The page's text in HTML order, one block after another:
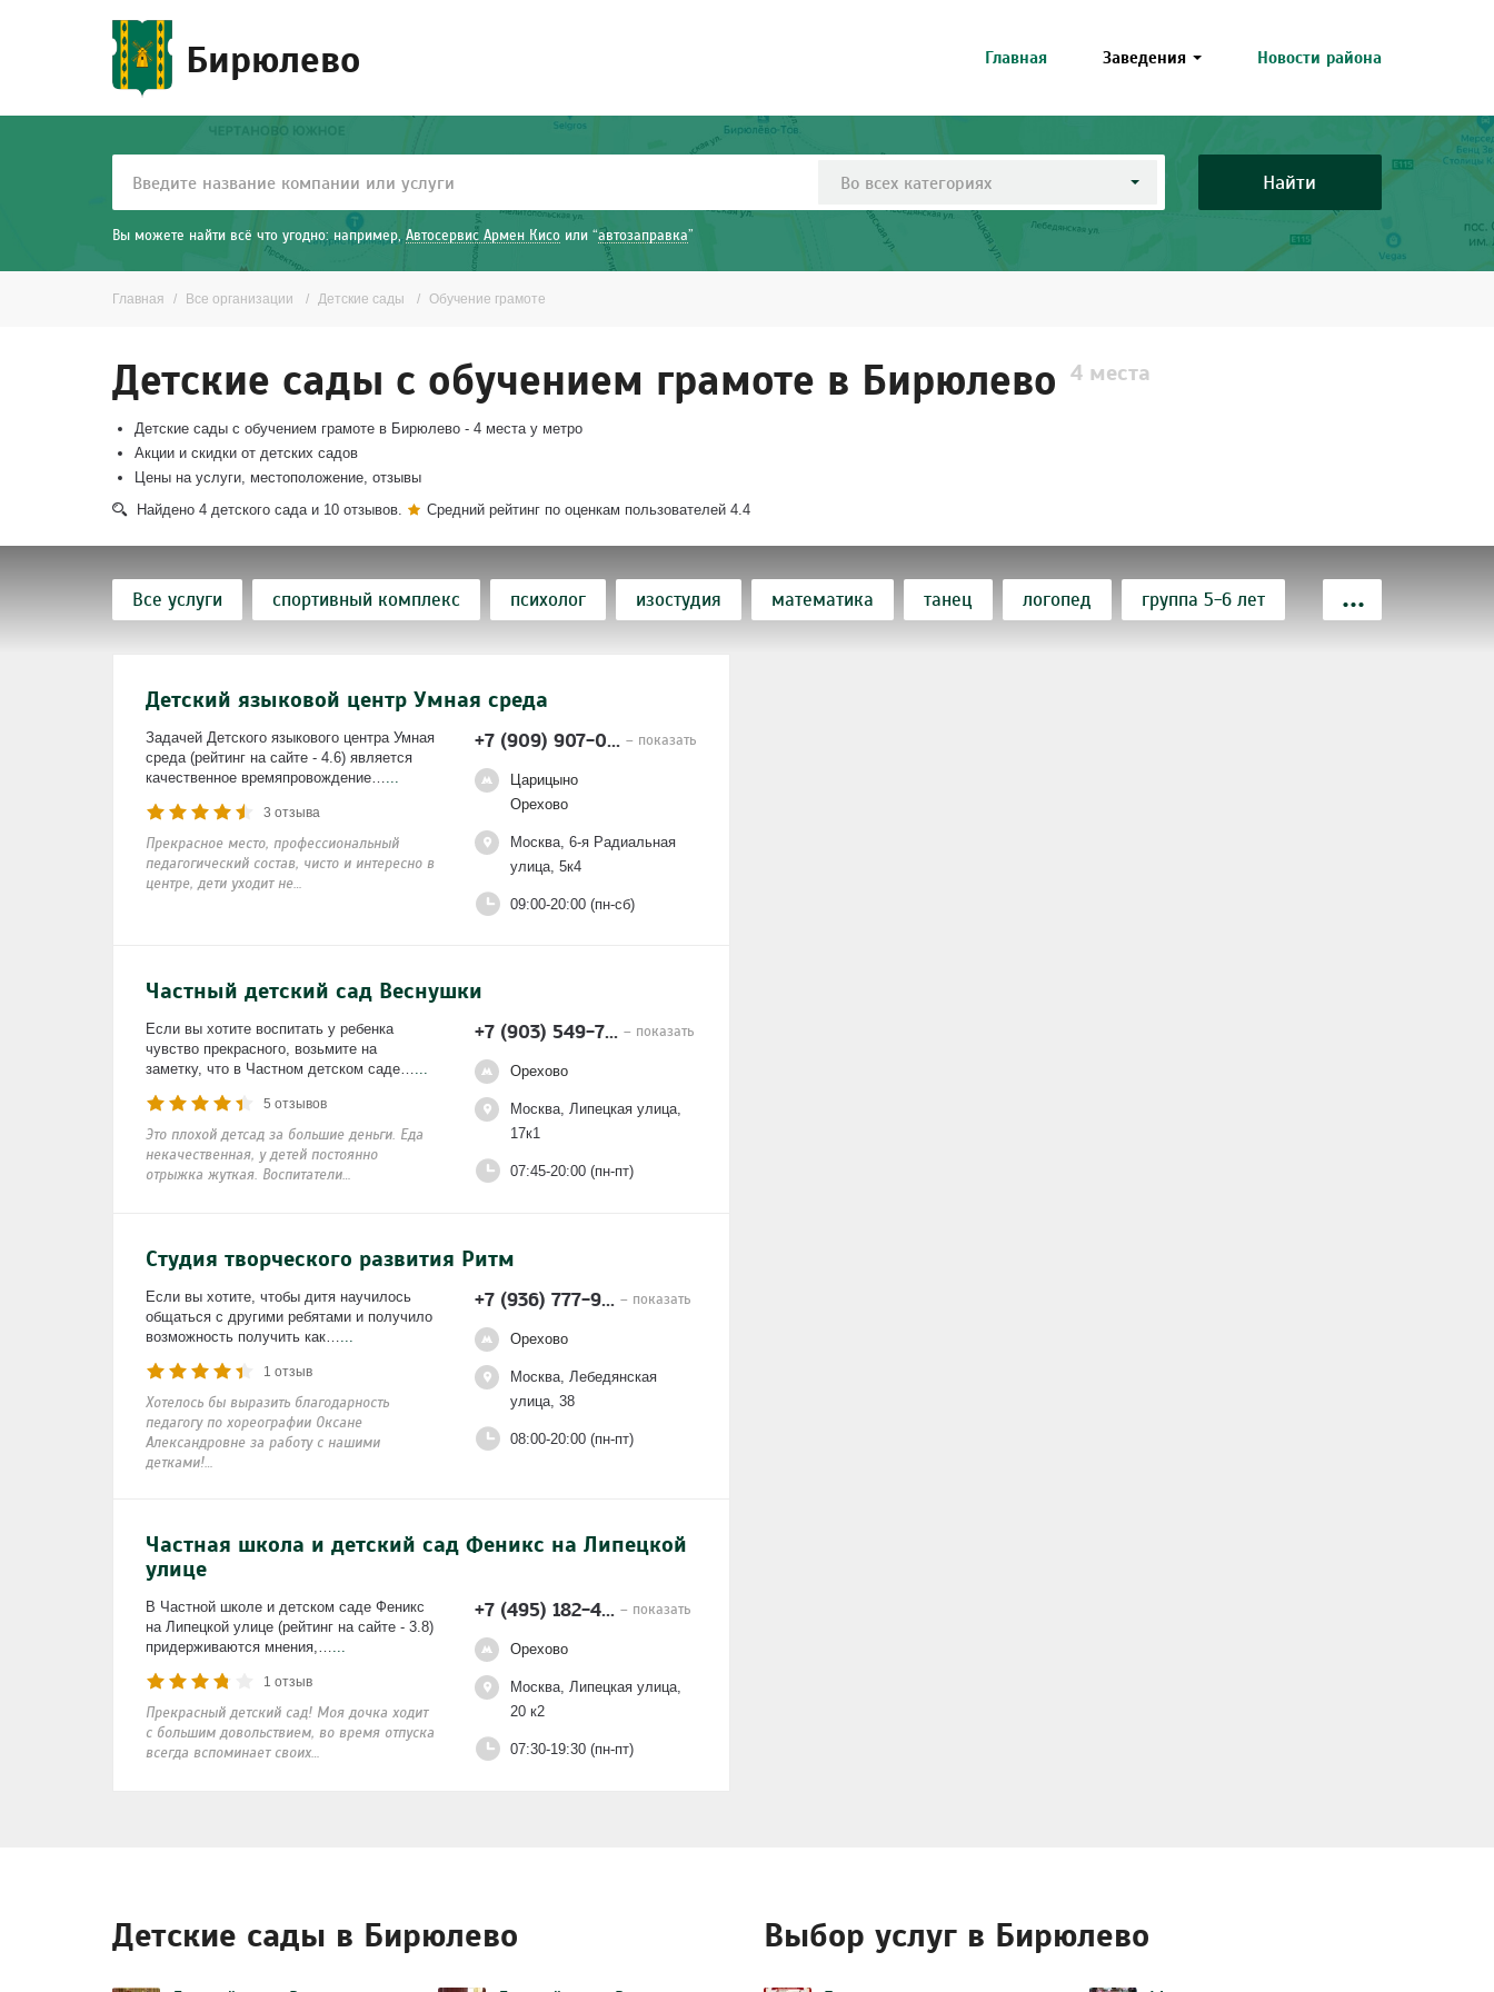
Бирюлево Главная Заведения Новости района
Во всех категориях Найти
Вы можете найти всё что угодно: например, Автосервис Армен Кисо или “автозаправка”
Главная Все организации Детские сады Обучение грамоте
Детские сады с обучением грамоте в Бирюлево 4 места
Детские сады с обучением грамоте в Бирюлево - 4 места у метро
Акции и скидки от детских садов
Цены на услуги, местоположение, отзывы
Найдено 4 детского сада и 10 отзывов. Средний рейтинг по оценкам пользователей 4.4
Все услуги спортивный комплекс психолог изостудия математика танец логопед группа 5-6 лет
музыкальное воспитание группа 1-3 года развитие речи
группа 4-5 лет немецкий язык хореография
испанский язык французский язык группа 3-4 года
гимнастика группа раннего развития
окружающий мир компьютерный класс йога гитара
разновозрастная группа группа полного дня
Детский языковой центр Умная среда
Задачей Детского языкового центра Умная
среда (рейтинг на сайте - 4.6) является
качественное времяпровождение…
3 отзыва
Прекрасное место, профессиональный
педагогический состав, чисто и интересно в
центре, дети уходит не…
+7 (909) 907-0... – показать
Царицыно
Орехово
Москва, 6-я Радиальная
улица, 5к4
09:00-20:00 (пн-сб)
Частный детский сад Веснушки
Если вы хотите воспитать у ребенка
чувство прекрасного, возьмите на
заметку, что в Частном детском саде…
5 отзывов
Это плохой детсад за большие деньги. Еда
некачественная, у детей постоянно
отрыжка жуткая. Воспитатели…
+7 (903) 549-7... – показать
Орехово
Москва, Липецкая улица,
17к1
07:45-20:00 (пн-пт)
Студия творческого развития Ритм
Если вы хотите, чтобы дитя научилось
общаться с другими ребятами и получило
возможность получить как…
1 отзыв
Хотелось бы выразить благодарность
педагогу по хореографии Оксане
Александровне за работу с нашими
детками!…
+7 (936) 777-9... – показать
Орехово
Москва, Лебедянская
улица, 38
08:00-20:00 (пн-пт)
Частная школа и детский сад Феникс на Липецкой
улице
В Частной школе и детском саде Феникс
на Липецкой улице (рейтинг на сайте - 3.8)
придерживаются мнения,…
1 отзыв
Прекрасный детский сад! Моя дочка ходит
с большим довольствием, во время отпуска
всегда вспоминает своих…
+7 (495) 182-4... – показать
Орехово
Москва, Липецкая улица,
20 к2
07:30-19:30 (пн-пт)
Детские сады в Бирюлево Выбор услуг в Бирюлево